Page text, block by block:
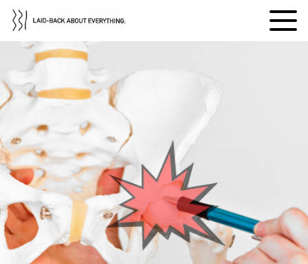
レイドバック広島について
選ばれる理由
通い方・料金
導入事例・サポート実績
BLOG